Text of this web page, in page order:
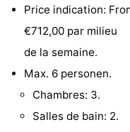
vue
Terrains
jeux
Aires
de
Bowling
Parcours
Centres
Price indication:
€712,00 par milieu
de la semaine.
Max. 6 personen.
Chambres: 3.
Salles de bain: 2.